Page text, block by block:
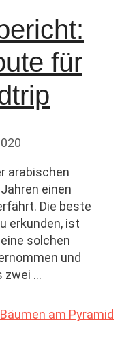
für
arabischen
einen
Die beste
erkunden, ist
solchen
und
zwei …